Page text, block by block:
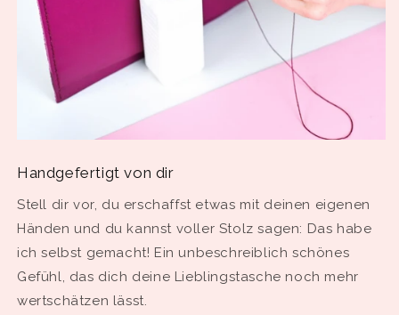
Handgefertigt von dir
Stell dir vor, du erschaffst etwas mit deinen eigenen
Händen und du kannst voller Stolz sagen: Das habe
ich selbst gemacht! Ein unbeschreiblich schönes
Gefühl, das dich deine Lieblingstasche noch mehr
wertschätzen lässt.